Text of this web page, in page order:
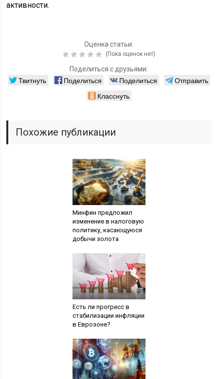
активности.
Оценка статьи:
(Пока оценок нет)
Поделиться с друзьями:
Твитнуть Поделиться Поделиться
Отправить
Класснуть
Похожие публикации
Минфин предложил
изменение в налоговую
политику, касающуюся
добычи золота
Есть ли прогресс в
стабилизации инфляции
в Еврозоне?